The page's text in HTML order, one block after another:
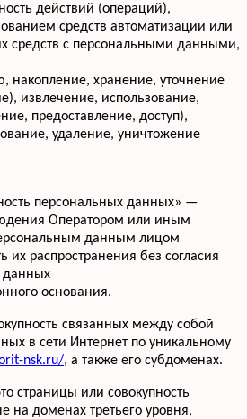
действий (операций),
средств автоматизации или
средств с персональными данными,
накопление, хранение, уточнение
извлечение, использование,
предоставление, доступ),
удаление, уничтожение
персональных данных» —
Оператором или иным
данным лицом
их распространения без согласия
данных
основания.
связанных между собой
в сети Интернет по уникальному
nsk.ru/, а также его субдоменах.
страницы или совокупность
на доменах третьего уровня,